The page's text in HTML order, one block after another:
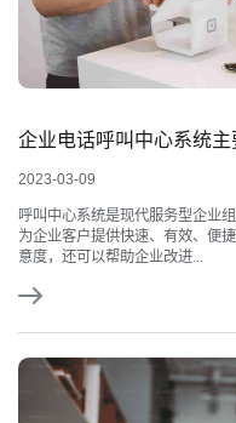
企业电话呼叫中心系统
2023-03-09
呼叫中心系统是现代服务型企业
为企业客户提供快速、有效、便
意度，还可以帮助企业改进...